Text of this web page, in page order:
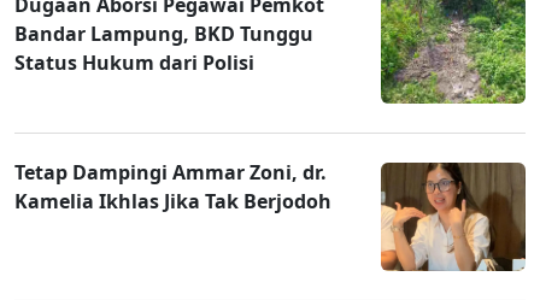
Bandar Lampung, BKD Tunggu
Status Hukum dari Polisi
Tetap Dampingi Ammar Zoni, dr.
Kamelia Ikhlas Jika Tak Berjodoh